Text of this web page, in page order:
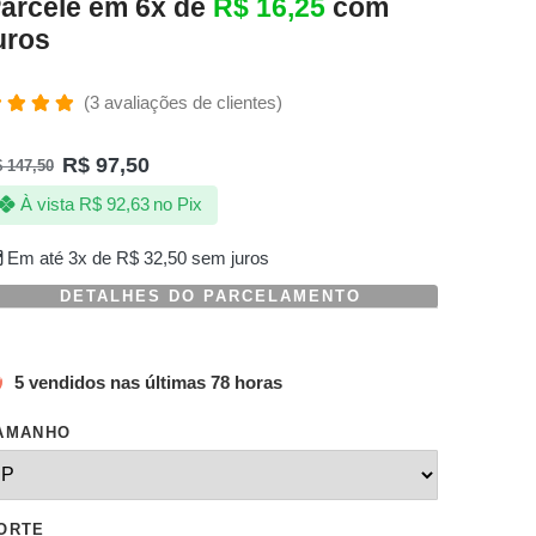
em 6x de R$ 16,25 com
de 5,
(3avaliações de clientes)
147,50 R$ 97,50
Em até 3x de R$32,50sem juros
À vista R$92,63 no Pix
DETALHES DO PARCELAMENTO
5 vendidos nas últimas 78 horas